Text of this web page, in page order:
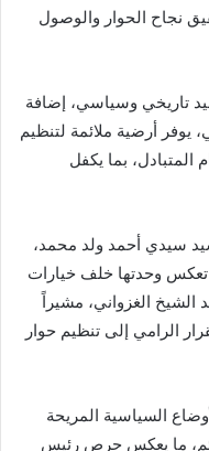
نجاح الحوار والوصول
تاريخي وسياسي، إضافة
أرضية ملائمة لتنظيم
بما يكفل
سيدي أحمد ولد محمد،
تعكس وحدتها خلف خيارات
الشيخ الغزواني، مشيراً
الرامي إلى تنظيم حوار
السياسية المريحة
ما يعكس حرص رئيس